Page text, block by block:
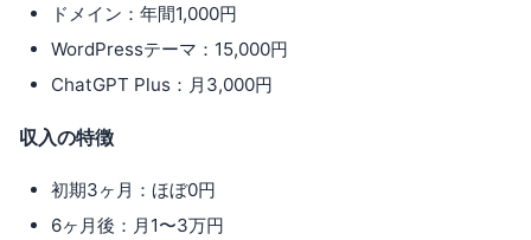
ドメイン：年間1,000円
WordPressテーマ：15,000円
ChatGPT Plus：月3,000円
収入の特徴
初期3ヶ月：ほぼ0円
6ヶ月後：月1〜3万円